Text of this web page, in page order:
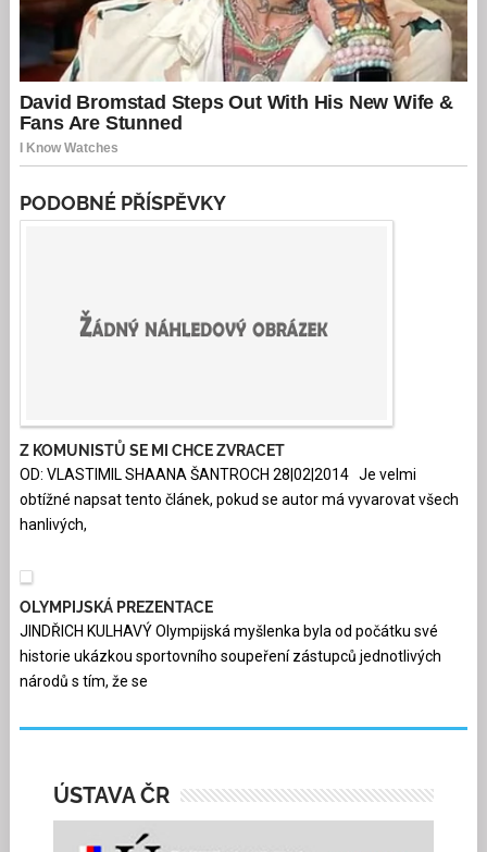
PODOBNÉ PŘÍSPĚVKY
Z KOMUNISTŮ SE MI CHCE ZVRACET
OD: VLASTIMIL SHAANA ŠANTROCH 28|02|2014 Je velmi
obtížné napsat tento článek, pokud se autor má vyvarovat všech
hanlivých,
OLYMPIJSKÁ PREZENTACE
JINDŘICH KULHAVÝ Olympijská myšlenka byla od počátku své
historie ukázkou sportovního soupeření zástupců jednotlivých
národů s tím, že se
ÚSTAVA ČR